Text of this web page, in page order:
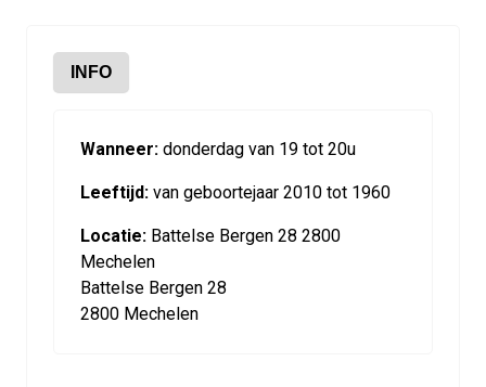
INFO
Wanneer: donderdag van 19 tot 20u
Leeftijd: van geboortejaar 2010 tot 1960
Locatie: Battelse Bergen 28 2800
Mechelen
Battelse Bergen 28
2800 Mechelen